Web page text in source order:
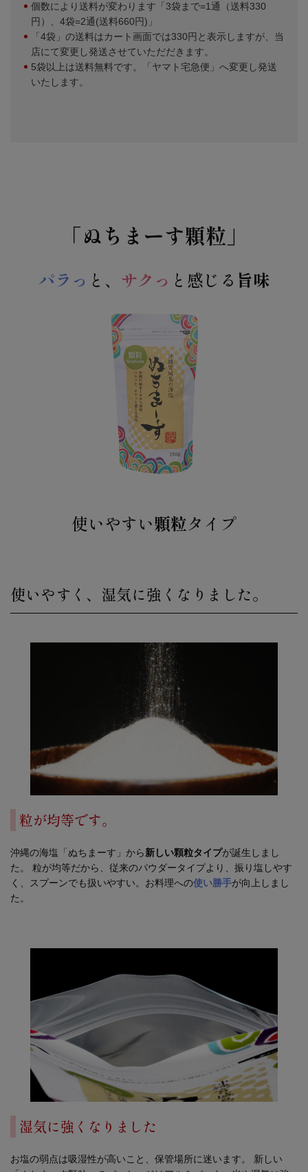
個数により送料が変わります「3袋まで=1通（送料330
円）、4袋=2通(送料660円)」
「4袋」の送料はカート画面では330円と表示しますが、当
店にて変更し発送させていただだきます。
5袋以上は送料無料です。「ヤマト宅急便」へ変更し発送
いたします。
「ぬちまーす顆粒」
パラっ と、 サクっ と感じる 旨味
使いやすい顆粒タイプ
使いやすく、湿気に強くなりました。
粒が均等です。
沖縄の海塩「ぬちまーす」から新しい顆粒タイプが誕生しまし
た。 粒が均等だから、従来のパウダータイプより、振り塩しやす
く、スプーンでも扱いやすい。お料理への使い勝手が向上しまし
た。
湿気に強くなりました
お塩の弱点は吸湿性が高いこと、保管場所に迷います。 新しい